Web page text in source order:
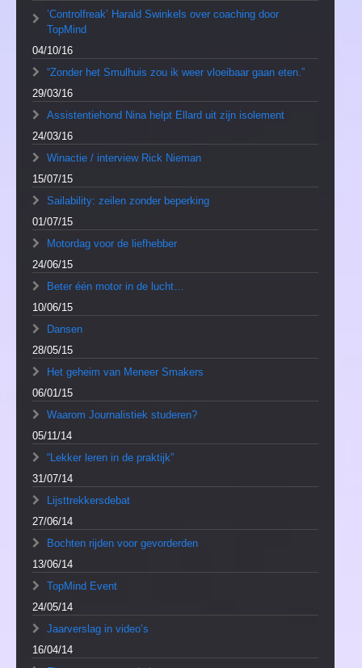
’Controlfreak’ Harald Swinkels over coaching door
TopMind
04/10/16
“Zonder het Smulhuis zou ik weer vloeibaar gaan eten.”
29/03/16
Assistentiehond Nina helpt Ellard uit zijn isolement
24/03/16
Winactie / interview Rick Nieman
15/07/15
Sailability: zeilen zonder beperking
01/07/15
Motordag voor de liefhebber
24/06/15
Beter één motor in de lucht…
10/06/15
Dansen
28/05/15
Het geheim van Meneer Smakers
06/01/15
Waarom Journalistiek studeren?
05/11/14
“Lekker leren in de praktijk”
31/07/14
Lijsttrekkersdebat
27/06/14
Bochten rijden voor gevorderden
13/06/14
TopMind Event
24/05/14
Jaarverslag in video’s
16/04/14